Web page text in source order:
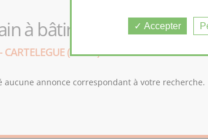
à bâtir - CARTELEGUE
(33390)
aucune annonce correspondant à votre recherche.
Accepter